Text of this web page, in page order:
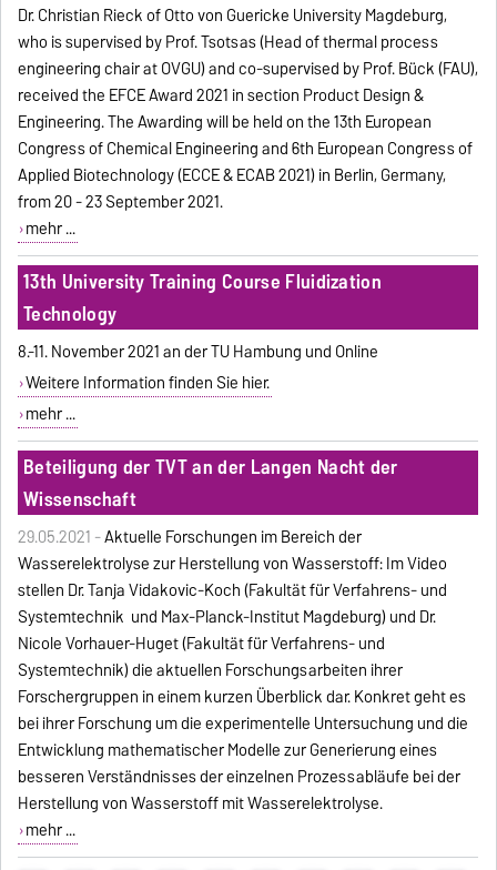
Dr. Christian Rieck of Otto von Guericke University Magdeburg,
who is supervised by Prof. Tsotsas (Head of thermal process
engineering chair at OVGU) and co-supervised by Prof. Bück (FAU),
received the EFCE Award 2021 in section Product Design &
Engineering. The Awarding will be held on the 13th European
Congress of Chemical Engineering and 6th European Congress of
Applied Biotechnology (ECCE & ECAB 2021) in Berlin, Germany,
from 20 - 23 September 2021.
mehr ...
13th University Training Course Fluidization
Technology
8.-11. November 2021 an der TU Hambung und Online
Weitere Information finden Sie hier.
mehr ...
Beteiligung der TVT an der Langen Nacht der
Wissenschaft
29.05.2021 -Aktuelle Forschungen im Bereich der
Wasserelektrolyse zur Herstellung von Wasserstoff: Im Video
stellen Dr. Tanja Vidakovic-Koch (Fakultät für Verfahrens- und
Systemtechnik und Max-Planck-Institut Magdeburg) und Dr.
Nicole Vorhauer-Huget (Fakultät für Verfahrens- und
Systemtechnik) die aktuellen Forschungsarbeiten ihrer
Forschergruppen in einem kurzen Überblick dar. Konkret geht es
bei ihrer Forschung um die experimentelle Untersuchung und die
Entwicklung mathematischer Modelle zur Generierung eines
besseren Verständnisses der einzelnen Prozessabläufe bei der
Herstellung von Wasserstoff mit Wasserelektrolyse.
mehr ...